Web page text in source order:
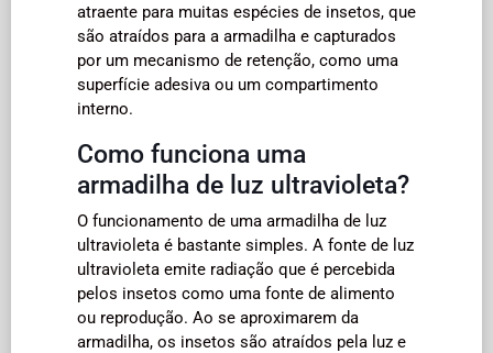
atraente para muitas espécies de insetos, que
são atraídos para a armadilha e capturados
por um mecanismo de retenção, como uma
superfície adesiva ou um compartimento
interno.
Como funciona uma
armadilha de luz ultravioleta?
O funcionamento de uma armadilha de luz
ultravioleta é bastante simples. A fonte de luz
ultravioleta emite radiação que é percebida
pelos insetos como uma fonte de alimento
ou reprodução. Ao se aproximarem da
armadilha, os insetos são atraídos pela luz e